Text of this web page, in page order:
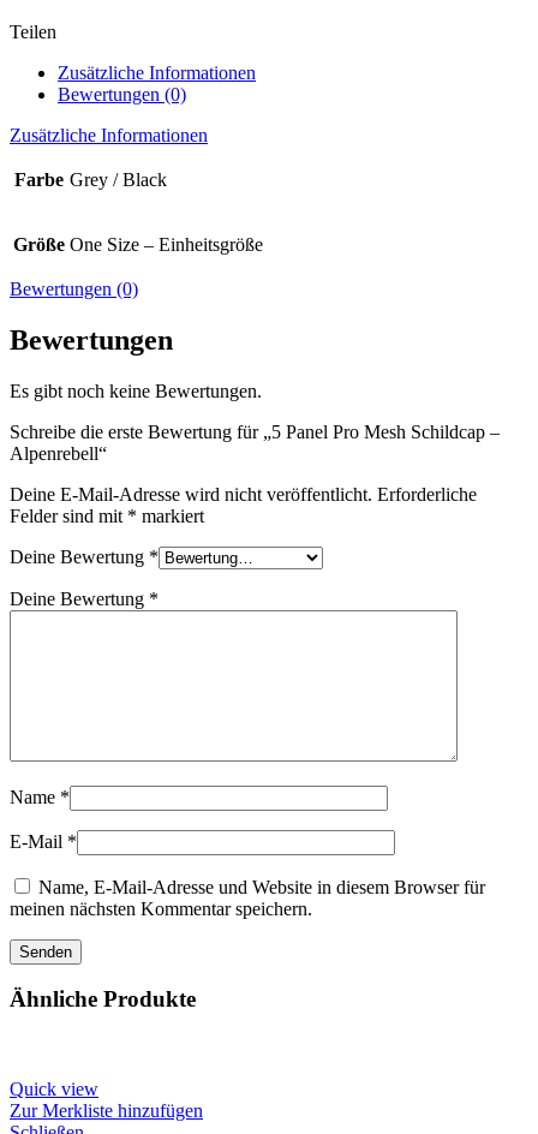
Teilen
Zusätzliche Informationen
Bewertungen (0)
Zusätzliche Informationen
Farbe Grey / Black
Größe One Size – Einheitsgröße
Bewertungen (0)
Bewertungen
Es gibt noch keine Bewertungen.
Schreibe die erste Bewertung für „5 Panel Pro Mesh Schildcap –
Alpenrebell“
Deine E-Mail-Adresse wird nicht veröffentlicht. Erforderliche
Felder sind mit * markiert
Deine Bewertung *
Deine Bewertung *
Name *
E-Mail *
Name, E-Mail-Adresse und Website in diesem Browser für
meinen nächsten Kommentar speichern.
Ähnliche Produkte
Quick view
Zur Merkliste hinzufügen